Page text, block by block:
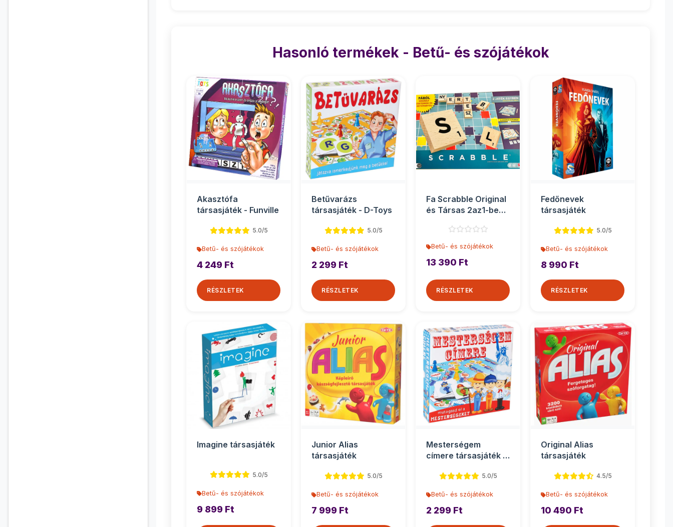
Hasonló termékek - Betű- és szójátékok
Akasztófa
társasjáték - Funville
5.0/5
Betű- és szójátékok
4 249 Ft
RÉSZLETEK
Betűvarázs
társasjáték - D-Toys
5.0/5
Betű- és szójátékok
2 299 Ft
RÉSZLETEK
Fa Scrabble Original
és Társas 2az1-ben -
Betű- és szójátékok
13 390 Ft
RÉSZLETEK
Fedőnevek
társasjáték
5.0/5
Betű- és szójátékok
8 990 Ft
RÉSZLETEK
Imagine társasjáték
5.0/5
Betű- és szójátékok
9 899 Ft
Junior Alias
társasjáték
5.0/5
Betű- és szójátékok
7 999 Ft
Mesterségem
címere társasjáték -
5.0/5
Betű- és szójátékok
2 299 Ft
Original Alias
társasjáték
4.5/5
Betű- és szójátékok
10 490 Ft